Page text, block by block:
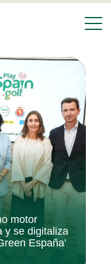
motor
y se digitaliza
España'